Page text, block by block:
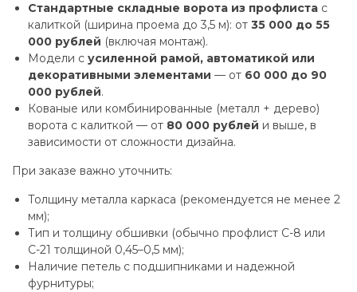
Стандартные складные ворота из профлиста с
калиткой (ширина проема до 3,5 м): от 35 000 до 55
000 рублей (включая монтаж).
Модели с усиленной рамой, автоматикой или
декоративными элементами — от 60 000 до 90
000 рублей.
Кованые или комбинированные (металл + дерево)
ворота с калиткой — от 80 000 рублей и выше, в
зависимости от сложности дизайна.
При заказе важно уточнить:
Толщину металла каркаса (рекомендуется не менее 2
мм);
Тип и толщину обшивки (обычно профлист С-8 или
С-21 толщиной 0,45–0,5 мм);
Наличие петель с подшипниками и надежной
фурнитуры;